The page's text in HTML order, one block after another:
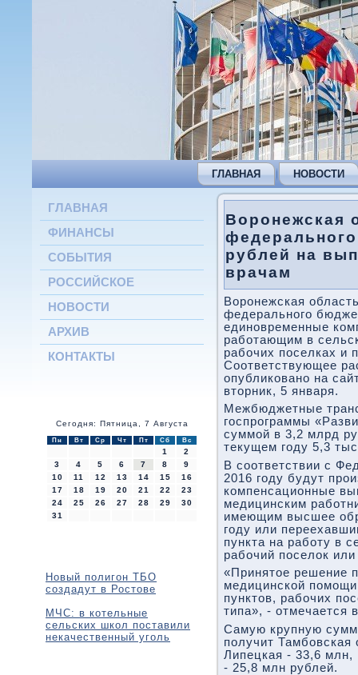
ГЛАВНАЯ НОВОСТИ
ГЛАВНАЯ
ФИНАНСЫ
СОБЫТИЯ
РОССИЙСКОЕ
НОВОСТИ
АРХИВ
КОНТАКТЫ
Сегодня: Пятница, 7 Августа
Пн Вт Ср Чт Пт Сб Вс
1
2
3
4 5 6 7 8
9
10
11 12 13 14 15
16
17
18 19 20 21 22
23
24
25 26 27 28 29
30
31
Новый полигон ТБО
создадут в Ростове
МЧС: в котельные
сельских школ поставили
некачественный уголь
Воронежская
рублей на
врачам
Воронежская
федерального
единовременные
работающим в
рабочих поселках и
Соответствующее
опубликовано на
вторник, 5 января.
Межбюджетные
госпрограммы
суммой в 3,2 млрд
текущем году 5,3
В соответствии с
2016 году будут
компенсационные
медицинским
имеющим высшее
году или
пункта на работу в
рабочий поселок или
«Принятое решение
медицинской
пунктов, рабочих
типа», - отмечается
Самую крупную
получит
Липецкая - 33,6 млн,
- 25,8 млн рублей.